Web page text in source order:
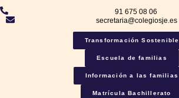
91 675 08 06
secretaria@colegiosje.es
Transformación Sostenible
Escuela de familias
Información a las familias
Matrícula Bachillerato